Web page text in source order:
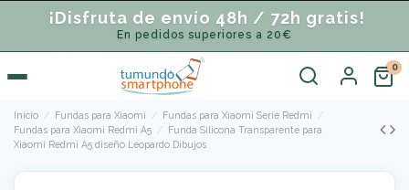
¡Disfruta de envío 48h / 72h gratis!
En pedidos superiores a 20€
Inicio Fundas para Xiaomi
Fundas para Xiaomi Serie Redmi
Fundas para Xiaomi Redmi A5
Funda Silicona Transparente para
Xiaomi Redmi A5 diseño Leopardo Dibujos